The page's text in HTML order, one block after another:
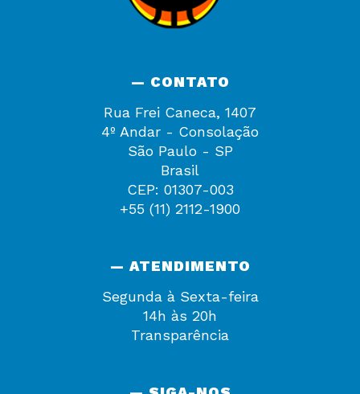
— CONTATO
Rua Frei Caneca, 1407
4º Andar - Consolação
São Paulo - SP
Brasil
CEP: 01307-003
+55 (11) 2112-1900
— ATENDIMENTO
Segunda à Sexta-feira
14h às 20h
Transparência